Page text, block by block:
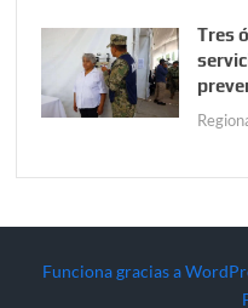
Tres
Funciona gracias a